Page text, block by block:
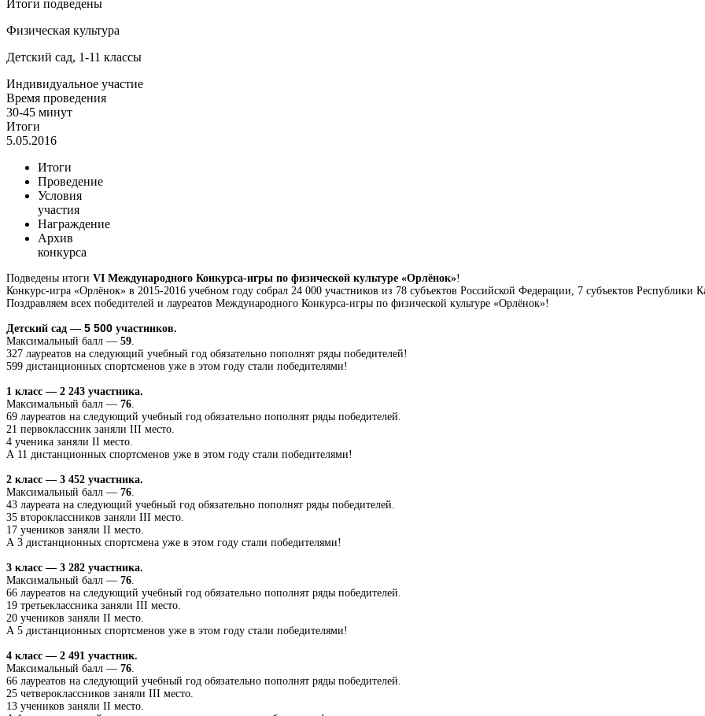
Итоги подведены
Физическая культура
Детский сад, 1-11 классы
Индивидуальное участие
Время проведения
30-45 минут
Итоги
5.05.2016
Итоги
Проведение
Условия
участия
Награждение
Архив
конкурса
Подведены итоги VI Международного Конкурса-игры по физической культуре «Орлёнок»!
Конкурс-игра «Орлёнок» в 2015-2016 учебном году собрал 24 000 участников из 78 субъектов Российской Федерации, 7 субъектов Республики
Поздравляем всех победителей и лауреатов Международного Конкурса-игры по физической культуре «Орлёнок»!
Детский сад — 5 500 участников.
Максимальный балл — 59
327 лауреатов на следующий учебный год обязательно пополнят ряды победителей!
599 дистанционных спортсменов уже в этом году стали победителями!
1 класс — 2 243 участника.
Максимальный балл — 76
69 лауреатов на следующий учебный год обязательно пополнят ряды победителей.
21 первоклассник заняли III место.
4 ученика заняли II место.
А 11 дистанционных спортсменов уже в этом году стали победителями!
2 класс — 3 452 участника.
Максимальный балл — 76
43 лауреата на следующий учебный год обязательно пополнят ряды победителей.
35 второклассников заняли III место.
17 учеников заняли II место.
А 3 дистанционных спортсмена уже в этом году стали победителями!
3 класс — 3 282 участника.
Максимальный балл — 76
66 лауреатов на следующий учебный год обязательно пополнят ряды победителей.
19 третьеклассника заняли III место.
20 учеников заняли II место.
А 5 дистанционных спортсменов уже в этом году стали победителями!
4 класс — 2 491 участник.
Максимальный балл — 76
66 лауреатов на следующий учебный год обязательно пополнят ряды победителей.
25 четвероклассников заняли III место.
13 учеников заняли II место.